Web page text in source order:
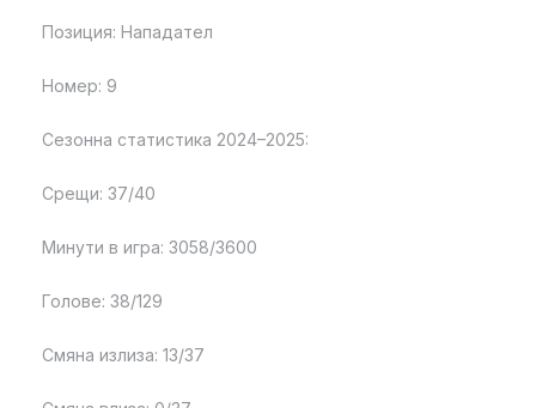
Позиция: Нападател
Номер: 9
Сезонна статистика 2024–2025:
Срещи: 37/40
Минути в игра: 3058/3600
Голове: 38/129
Смяна излиза: 13/37